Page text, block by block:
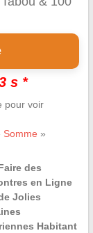
s *
pour voir
Somme »
des
en Ligne
Jolies
Habitant